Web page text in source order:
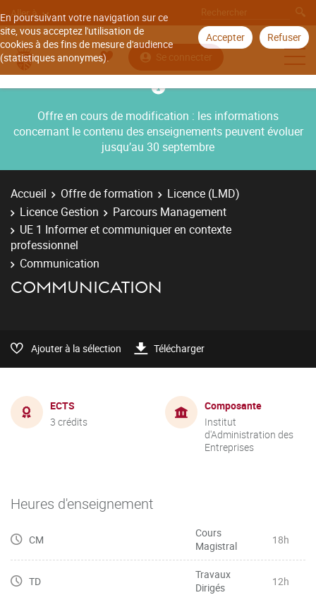
En poursuivant votre navigation sur ce
site, vous acceptez l'utilisation de
cookies à des fins de mesure d'audience
(statistiques anonymes).
Accepter Refuser
Aller à
Se connecter
Offre en cours de modification : les informations
concernant le contenu des enseignements peuvent évoluer
jusqu’au 30 septembre
Accueil Offre de formation
Licence (LMD)
Licence Gestion
Parcours Management
UE 1 Informer et communiquer en contexte
professionnel
Communication
COMMUNICATION
Ajouter à la sélection Télécharger
ECTS
3 crédits
Composante
Institut
d'Administration des
Entreprises
Heures d'enseignement
CM
Cours
Magistral
18h
TD
Travaux
Dirigés
12h